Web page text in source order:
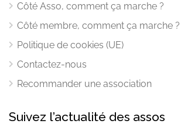
Côté Asso, comment ça marche ?
Côté membre, comment ça marche ?
Politique de cookies (UE)
Contactez-nous
Recommander une association
Suivez l’actualité des assos